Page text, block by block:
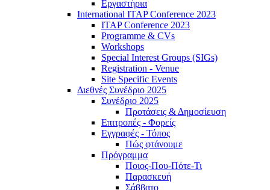
Εργαστήρια
International ITAP Conference 2023
ITAP Conference 2023
Programme & CVs
Workshops
Special Interest Groups (SIGs)
Registration - Venue
Site Specific Events
Διεθνές Συνέδριο 2025
Συνέδριο 2025
Προτάσεις & Δημοσίευση
Επιτροπές - Φορείς
Εγγραφές - Τόπος
Πώς φτάνουμε
Πρόγραμμα
Ποιος-Που-Πότε-Τι
Παρασκευή
Σάββατο